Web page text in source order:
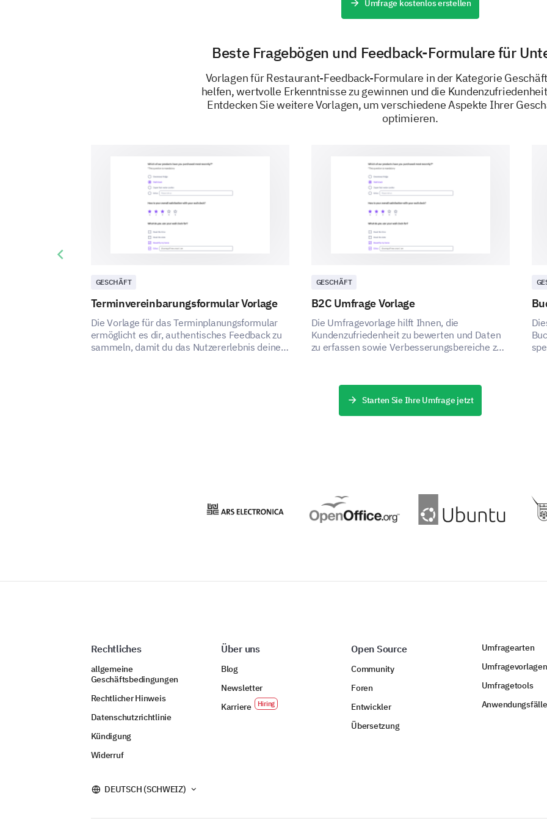
Unfreundlich und unprofessionell
Bitte bewerten Sie die Pünktlichkeit
War unser Service pünktlich?
Wurden Ihre Bedürfnisse schnell
Feedback zu Ambiente und Sauberkeit unseres
Wie würden Sie das Ambiente unseres
Würden Sie unser Restaurant anderen
BEREITGESTELLT VON
Umfrage kostenlos erstellen
Beste Fragebögen und Feedback-Formulare für
Vorlagen für Restaurant-Feedback-Formulare in der Kategorie
helfen, wertvolle Erkenntnisse zu gewinnen und die
Entdecken Sie weitere Vorlagen, um verschiedene Aspekte Ihrer
optimieren.
GESCHÄFT
Terminvereinbarungsformular Vorlage
Die Vorlage für das Terminplanungsformular
ermöglicht es dir, authentisches Feedback zu
sammeln, damit du das Nutzererlebnis deines
GESCHÄFT
B2C Umfrage Vorlage
Die Umfragevorlage hilft Ihnen, die
Kundenzufriedenheit zu bewerten und Daten
zu erfassen sowie Verbesserungsbereiche zu
Previous slide
Starten Sie Ihre Umfrage jetzt
Rechtliches
allgemeine
Geschäftsbedingungen
Rechtlicher Hinweis
Datenschutzrichtlinie
Kündigung
Widerruf
Über uns
Blog
Newsletter
Karriere
Open Source
Community
Foren
Entwickler
Übersetzung
Umfragearten
Umfragevorlagen
Umfragetools
Anwendungsfälle
DEUTSCH (SCHWEIZ)